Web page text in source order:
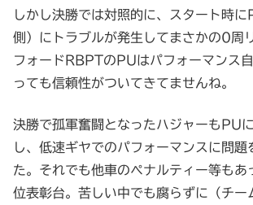
しかし決勝では対照的に、スタート時に
側）にトラブルが発生してまさかの0周
フォードRBPTのPUはパフォーマンス
っても信頼性がついてきてませんね。
決勝で孤軍奮闘となったハジャーもPU
し、低速ギヤでのパフォーマンスに問題
た。それでも他車のペナルティー等も
位表彰台。苦しい中でも腐らずに（チー